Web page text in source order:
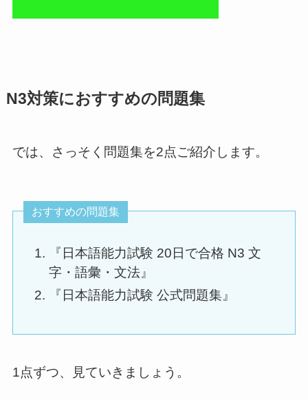
N3対策におすすめの問題集
では、さっそく問題集を2点ご紹介します。
おすすめの問題集
『日本語能力試験 20日で合格 N3 文
字・語彙・文法』
『日本語能力試験 公式問題集』
1点ずつ、見ていきましょう。